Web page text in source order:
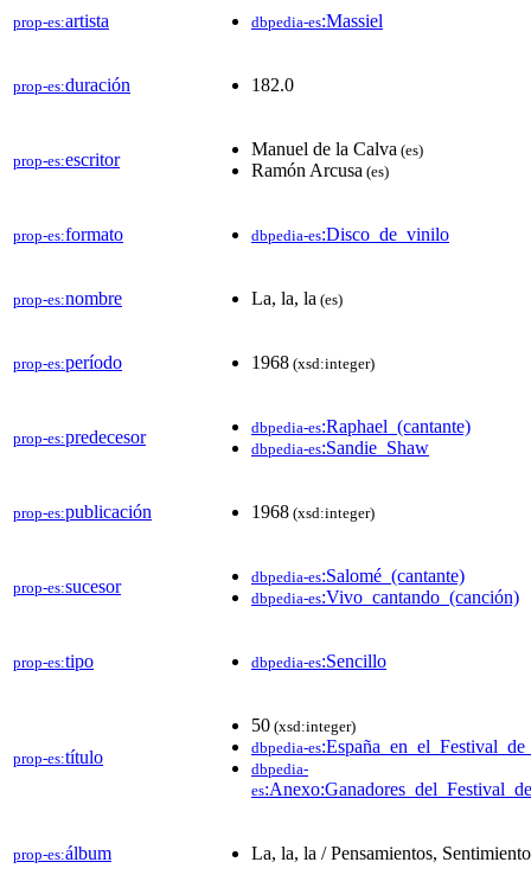
prop-es:artista dbpedia-es:Massiel
prop-es:duración 182.0
prop-es:escritor
Manuel de la Calva (es)
Ramón Arcusa (es)
prop-es:formato dbpedia-es:Disco_de_vinilo
prop-es:nombre La, la, la (es)
prop-es:período 1968 (xsd:integer)
prop-es:predecesor dbpedia-es:Raphael_(cantante)
dbpedia-es:Sandie_Shaw
prop-es:publicación 1968 (xsd:integer)
prop-es:sucesor dbpedia-es:Salomé_(cantante)
dbpedia-es:Vivo_cantando_(canción)
prop-es:tipo dbpedia-es:Sencillo
prop-es:título
50 (xsd:integer)
dbpedia-es
dbpedia-
es
prop-es:álbum La, la, la / Pensamientos,